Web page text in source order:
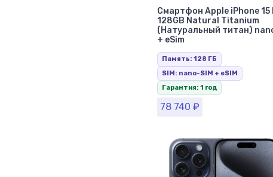
iPhone 15 Pro , iPhone в
Смартфон Apple iPhone 15
128GB Natural Titanium
(Натуральный титан)
+ eSim
Память: 128 ГБ
SIM: nano-SIM + eSIM
Гарантия: 1 год
78 740 ₽